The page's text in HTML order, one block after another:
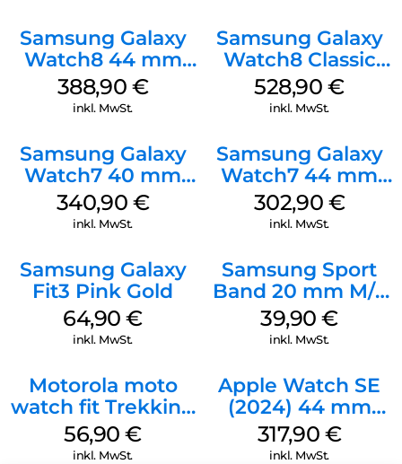
Samsung Galaxy
Watch8 44 mm
Graphite
388,90 €
inkl. MwSt.
Samsung Galaxy
Watch8 Classic
Black
528,90€
inkl. MwSt.
Samsung Galaxy
Watch7 40 mm
Green
340,90 €
inkl. MwSt.
Samsung Galaxy
Watch7 44 mm
Green
302,90 €
inkl. MwSt.
Samsung Galaxy
Fit3 Pink Gold
64,90€
inkl. MwSt.
Samsung Sport
Band 20 mm M/L
Galaxy Watch4
Serie Graphite
39,90€
inkl. MwSt.
Motorola moto
watch fit Trekking
Green
56,90€
inkl. MwSt.
Apple Watch SE
(2024) 44 mm
GPS + Cellular
(Sportarmband
317,90 €
inkl. MwSt.